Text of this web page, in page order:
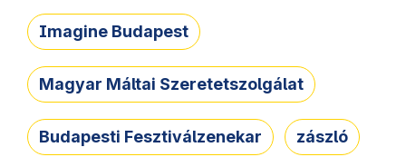
Imagine Budapest
Magyar Máltai Szeretetszolgálat
Budapesti Fesztiválzenekar zászló